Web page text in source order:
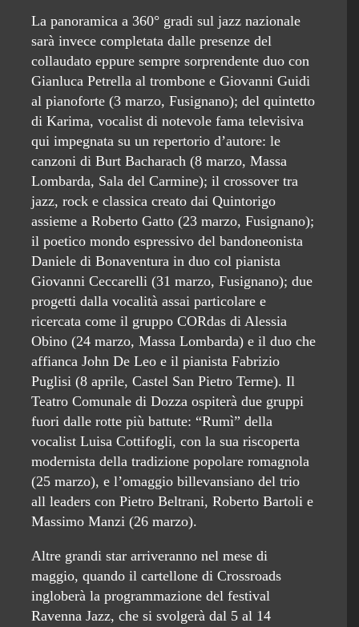
La panoramica a 360° gradi sul jazz nazionale
sarà invece completata dalle presenze del
collaudato eppure sempre sorprendente duo con
Gianluca Petrella al trombone e Giovanni Guidi
al pianoforte (3 marzo, Fusignano); del quintetto
di Karima, vocalist di notevole fama televisiva
qui impegnata su un repertorio d’autore: le
canzoni di Burt Bacharach (8 marzo, Massa
Lombarda, Sala del Carmine); il crossover tra
jazz, rock e classica creato dai Quintorigo
assieme a Roberto Gatto (23 marzo, Fusignano);
il poetico mondo espressivo del bandoneonista
Daniele di Bonaventura in duo col pianista
Giovanni Ceccarelli (31 marzo, Fusignano); due
progetti dalla vocalità assai particolare e
ricercata come il gruppo CORdas di Alessia
Obino (24 marzo, Massa Lombarda) e il duo che
affianca John De Leo e il pianista Fabrizio
Puglisi (8 aprile, Castel San Pietro Terme). Il
Teatro Comunale di Dozza ospiterà due gruppi
fuori dalle rotte più battute: “Rumì” della
vocalist Luisa Cottifogli, con la sua riscoperta
modernista della tradizione popolare romagnola
(25 marzo), e l’omaggio billevansiano del trio
all leaders con Pietro Beltrani, Roberto Bartoli e
Massimo Manzi (26 marzo).
Altre grandi star arriveranno nel mese di
maggio, quando il cartellone di Crossroads
ingloberà la programmazione del festival
Ravenna Jazz, che si svolgerà dal 5 al 14